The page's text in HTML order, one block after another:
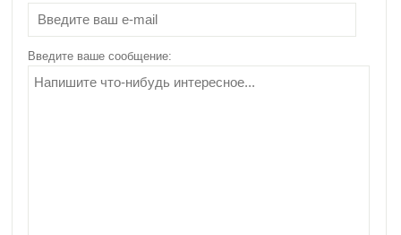
придерживаться
диеты при
гормональном сбое?
Введите ваше сообщение: